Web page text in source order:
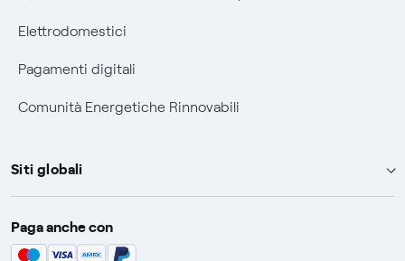
Elettrodomestici
Pagamenti digitali
Comunità Energetiche Rinnovabili
Siti globali
Enel Group
Enel Green Power
Paga anche con